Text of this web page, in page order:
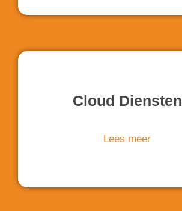
Cloud Diensten
Lees meer